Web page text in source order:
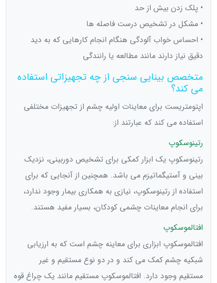
• پلک زدن بیش از حد
• مشکل در تشخیص درست فاصله ها
• احساس خواب آلودگی هنگام انجام کارهایی که به دید
دقیق نیاز دارند مانند مطالعه یا رانندگی
متخصص بینایی سنجی از چه تجهیزاتی استفاده
می کند؟
اپتومتریست برای معاینات اولیه چشم از تجهیزات مختلفی
استفاده می کند که عبارتند از:
رتینوسکوپ
رتینوسکوپ یک ابزار کمکی برای تشخیص دوربینی، نزدیک
بینی و آستیگماتیزم می باشد. همچنین از آنجایی که برای
استفاده از رتینوسکوپ، نیازی به همکاری بیمار وجود ندارد،
برای انجام معاینات چشمی کودکان، بسیار مفید هستند.
افتالموسکوپ
افتالموسکوپ ابزاری برای معاینه چشم است که به ارزیابی
شبکیه چشم کمک می کند و در دو نوع مستقیم و غیر
مستقیم وجود دارد. افتالموسکوپ مستقیم مانند یک چراغ قوه